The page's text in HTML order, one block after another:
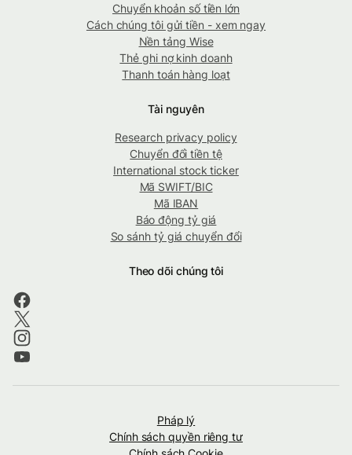
Chuyển khoản số tiền lớn
Cách chúng tôi gửi tiền - xem ngay
Nền tảng Wise
Thẻ ghi nợ kinh doanh
Thanh toán hàng loạt
Tài nguyên
Research privacy policy
Chuyển đổi tiền tệ
International stock ticker
Mã SWIFT/BIC
Mã IBAN
Báo động tỷ giá
So sánh tỷ giá chuyển đổi
Theo dõi chúng tôi
Pháp lý
Chính sách quyền riêng tư